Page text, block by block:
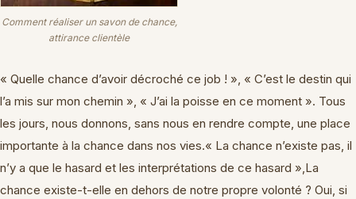
Comment réaliser un savon de chance,
attirance clientèle
« Quelle chance d’avoir décroché ce job ! », « C’est le destin qui
l’a mis sur mon chemin », « J’ai la poisse en ce moment ». Tous
les jours, nous donnons, sans nous en rendre compte, une place
importante à la chance dans nos vies.« La chance n’existe pas, il
n’y a que le hasard et les interprétations de ce hasard »,La
chance existe-t-elle en dehors de notre propre volonté ? Oui, si